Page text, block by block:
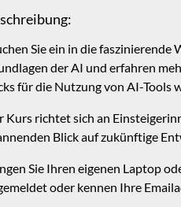
Sie ein in die
der AI und erfahren
für die Nutzung von AI-Tools
Kurs richtet sich an
Blick auf zukünftige
Sie Ihren eigenen Laptop
oder kennen Ihre